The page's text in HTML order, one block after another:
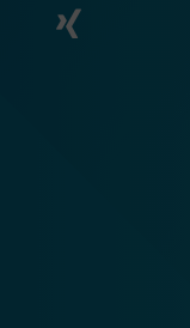
Facebook
Zu